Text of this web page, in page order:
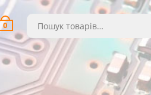
Шукати:
0